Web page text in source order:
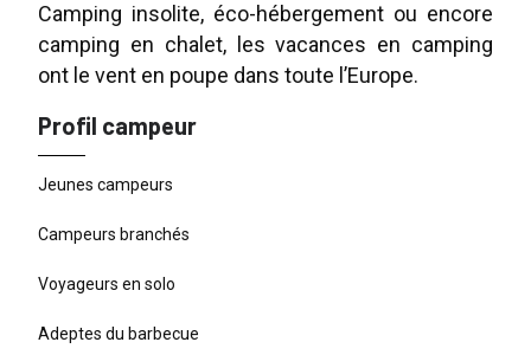
Camping insolite, éco-hébergement ou encore
camping en chalet, les vacances en camping
ont le vent en poupe dans toute l’Europe.
Profil campeur
Jeunes campeurs
Campeurs branchés
Voyageurs en solo
Adeptes du barbecue